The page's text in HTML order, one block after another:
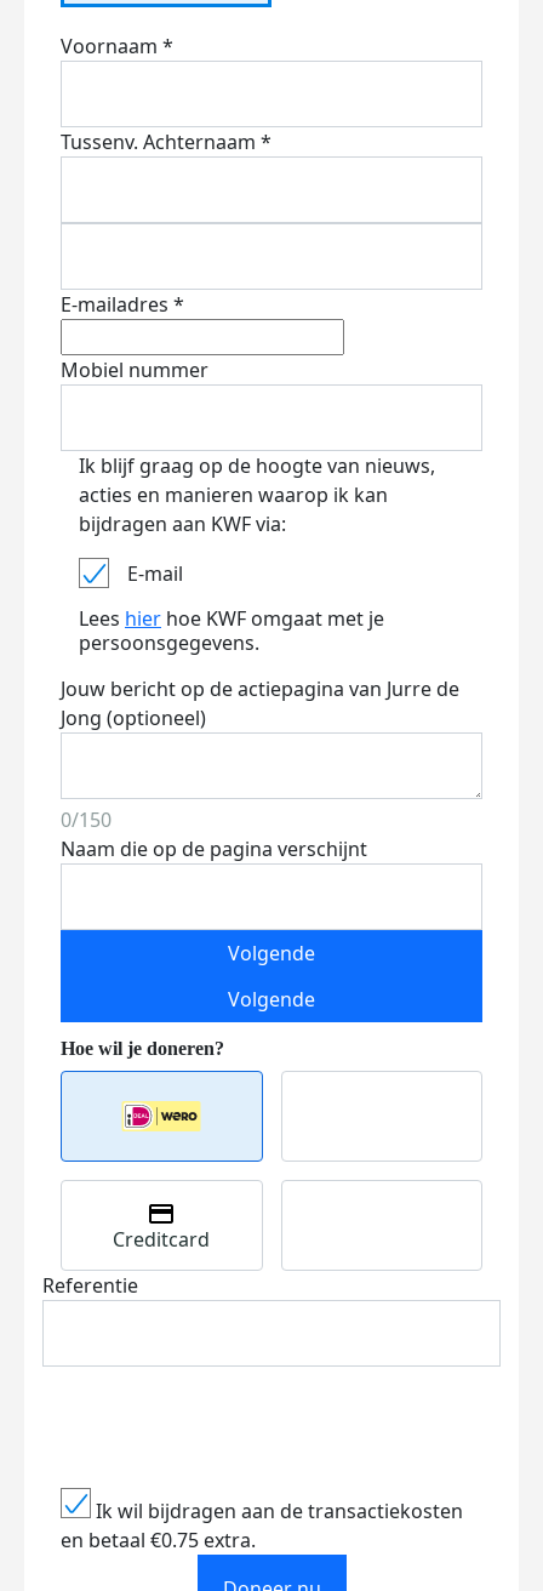
Voornaam *
Tussenv. Achternaam *
E-mailadres *
Mobiel nummer
Ik blijf graag op de hoogte van nieuws,
acties en manieren waarop ik kan
bijdragen aan KWF via:
E-mail
Lees hier hoe KWF omgaat met je
persoonsgegevens.
Jouw bericht op de actiepagina van Jurre de
Jong (optioneel)
0/150
Naam die op de pagina verschijnt
Volgende
Volgende
Creditcard
Referentie
Ik wil bijdragen aan de transactiekosten
en betaal €0.75 extra.